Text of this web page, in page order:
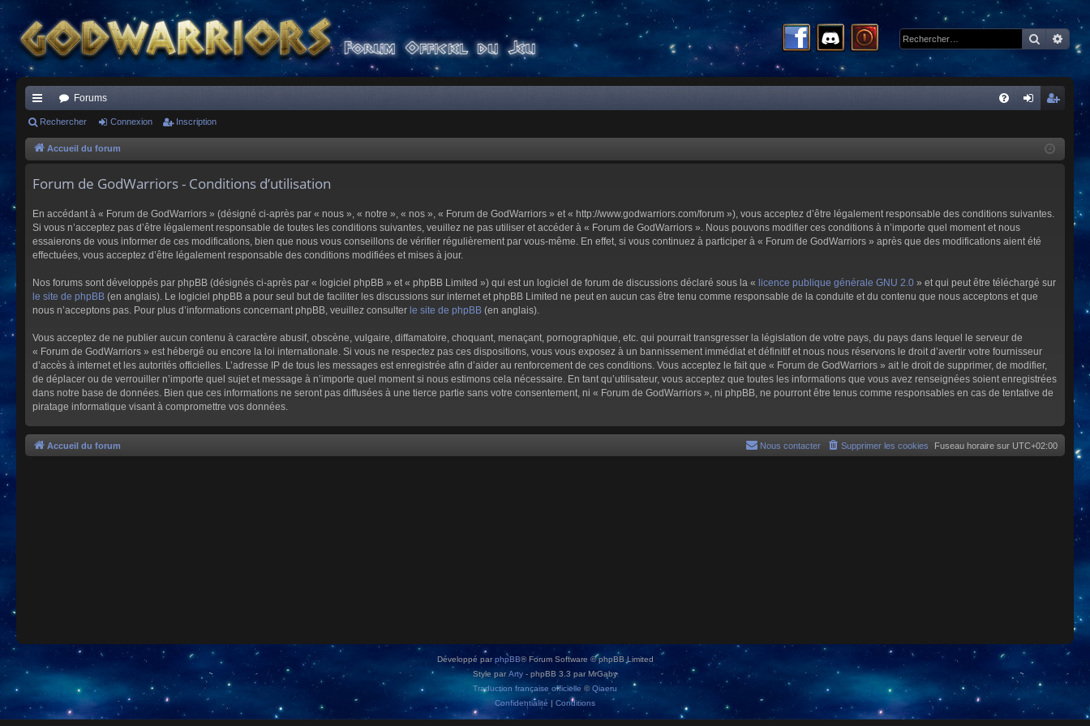
ac
co
s
Forums
cri
Rechercher Connexion Inscription
Accueil du forum
Forum de GodWarriors - Conditions d’utilisation
En accédant à « Forum de GodWarriors » (désigné ci-après par « nous », « notre », « nos », « Forum de GodWarriors » et « http://www.godwarriors.com/forum »), vous acceptez d’être légalement responsable des conditions suivantes.
Si vous n’acceptez pas d’être légalement responsable de toutes les conditions suivantes, veuillez ne pas utiliser et accéder à « Forum de GodWarriors ». Nous pouvons modifier ces conditions à n’importe quel moment et nous
essaierons de vous informer de ces modifications, bien que nous vous conseillons de vérifier régulièrement par vous-même. En effet, si vous continuez à participer à « Forum de GodWarriors » après que des modifications aient été
effectuées, vous acceptez d’être légalement responsable des conditions modifiées et mises à jour.
Nos forums sont développés par phpBB (désignés ci-après par « logiciel phpBB » et « phpBB Limited ») qui est un logiciel de forum de discussions déclaré sous la « licence publique générale GNU 2.0 » et qui peut être téléchargé sur
le site de phpBB (en anglais). Le logiciel phpBB a pour seul but de faciliter les discussions sur internet et phpBB Limited ne peut en aucun cas être tenu comme responsable de la conduite et du contenu que nous acceptons et que
nous n’acceptons pas. Pour plus d’informations concernant phpBB, veuillez consulter le site de phpBB (en anglais).
Vous acceptez de ne publier aucun contenu à caractère abusif, obscène, vulgaire, diffamatoire, choquant, menaçant, pornographique, etc. qui pourrait transgresser la législation de votre pays, du pays dans lequel le serveur de
« Forum de GodWarriors » est hébergé ou encore la loi internationale. Si vous ne respectez pas ces dispositions, vous vous exposez à un bannissement immédiat et définitif et nous nous réservons le droit d’avertir votre fournisseur
d’accès à internet et les autorités officielles. L’adresse IP de tous les messages est enregistrée afin d’aider au renforcement de ces conditions. Vous acceptez le fait que « Forum de GodWarriors » ait le droit de supprimer, de modifier,
de déplacer ou de verrouiller n’importe quel sujet et message à n’importe quel moment si nous estimons cela nécessaire. En tant qu’utilisateur, vous acceptez que toutes les informations que vous avez renseignées soient enregistrées
dans notre base de données. Bien que ces informations ne seront pas diffusées à une tierce partie sans votre consentement, ni « Forum de GodWarriors », ni phpBB, ne pourront être tenus comme responsables en cas de tentative de
piratage informatique visant à compromettre vos données.
Accueil du forum Fuseau horaire sur UTC+02:00
Supprimer les cookies
Nous contacter
Développé parphpBB® Forum Software © phpBB Limited
Style par Arty - phpBB 3.3 par MrGaby
Traduction française officielle ©Qiaeru
Confidentialité | Conditions